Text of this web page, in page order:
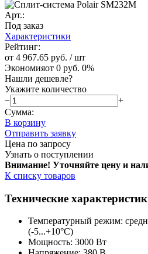
Арт.:
Под заказ
Характеристики
Рейтинг:
от 4 967.65 руб. / шт
Экономияот 0 руб. 0%
Нашли дешевле?
Укажите количество
−
+
Сумма:
В корзину
Отправить заявку
Цена по запросу
Узнать о поступлении
Внимание! Уточняйте цену и
К списку товаров
Технические
Температурный режим:
(-5...+10°С)
Мощность: 3000 Вт